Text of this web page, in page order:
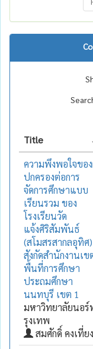
Title
ความพึงพอใจขอ
ปกครองต่อการ
จัดการศึกษาแบบ
เรียนรวม ของ
โรงเรียนวัด
แจ้งศิริสัมพันธ์
(สโมสรสากลอุทิศ)
สังกัดสำนักงานเข
พื้นที่การศึกษา
ประถมศึกษา
นนทบุรี เขต 1
มหาวิทยาลัยนอร์
รุงเทพ
สมศักดิ์ คงเที่ยง